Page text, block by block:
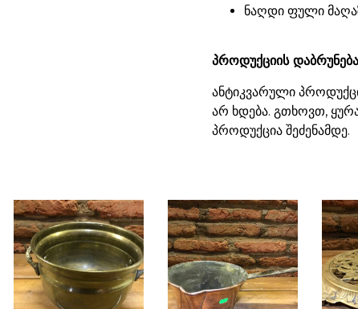
ნაღდი ფული
პროდუქციის
ანტიკვარული
არ ხდება. გთხოვთ,
პროდუქცია შეძენამდე.